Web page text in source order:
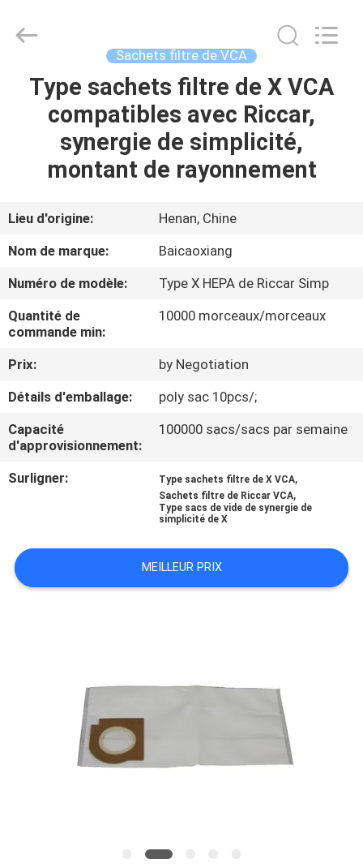
MAISON
PRODUITS
SUJET
DE
NOUS
VISITE
D'USINE
CONTRÔLE
DE
QUALITÉ
DEMANDEZ
Developed
Sachets filtre de VCA
Type sachets filtre de X VCA
compatibles avec Riccar,
synergie de simplicité,
montant de rayonnement
Lieu d'origine:
Henan, Chine
Nom de marque:
Baicaoxiang
Numéro de modèle:
Type X HEPA de Riccar Simp
Quantité de
commande min:
10000 morceaux/morceaux
Prix:
by Negotiation
Détails d'emballage:
poly sac 10pcs/;
Capacité
d'approvisionnement:
100000 sacs/sacs par semaine
Surligner: Type sachets filtre de X VCA,
Sachets filtre de Riccar VCA,
Type sacs de vide de synergie de
simplicité de X
MEILLEUR PRIX